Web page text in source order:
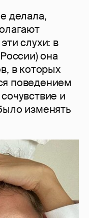
делала,
слухи: в
она
в которых
поведением
и
изменять